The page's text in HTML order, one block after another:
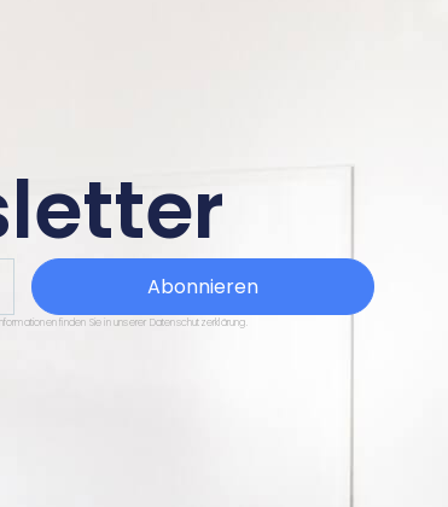
Abonnieren
finden Sie in unserer Datenschutzerklärung.